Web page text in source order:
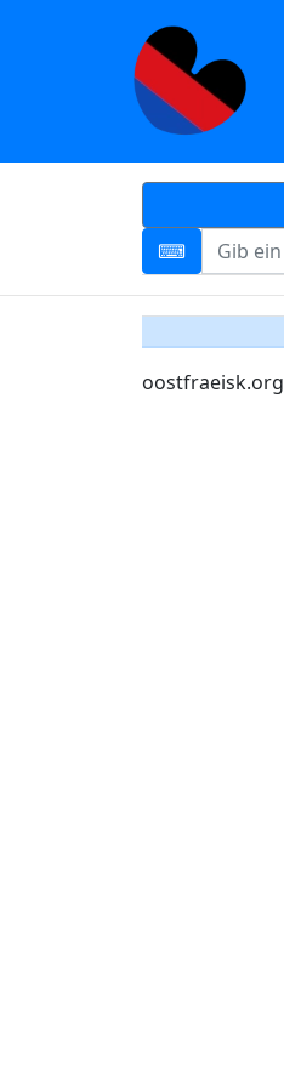
oostfraeisk.org